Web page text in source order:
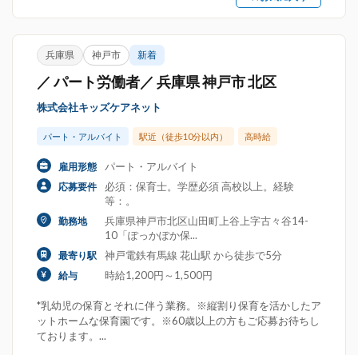
兵庫県 神戸市 新着
／ パート労働者／ 兵庫県 神戸市 北区
株式会社キッズケアネット
パート・アルバイト 駅近（徒歩10分以内） 高時給
雇用形態 パート・アルバイト
応募要件
必須：保育士。学歴必須 高校以上。経験
等：。
勤務地
兵庫県神戸市北区山田町上谷上字古々谷14-
10「ぽっかぽか保...
最寄り駅 神戸電鉄有馬線 花山駅 から徒歩で5分
給与 時給1,200円～1,500円
*乳幼児の保育とそれに伴う業務。※縦割り保育を活かしたア
ットホームな保育園です。※60歳以上の方もご応募お待ちし
ております。...